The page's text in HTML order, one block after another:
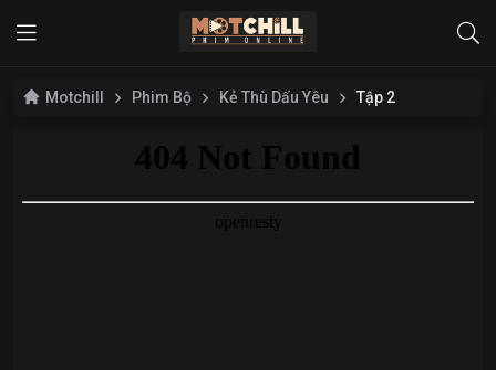
Motchill Phim Bộ Kẻ Thù Dấu Yêu Tập 2